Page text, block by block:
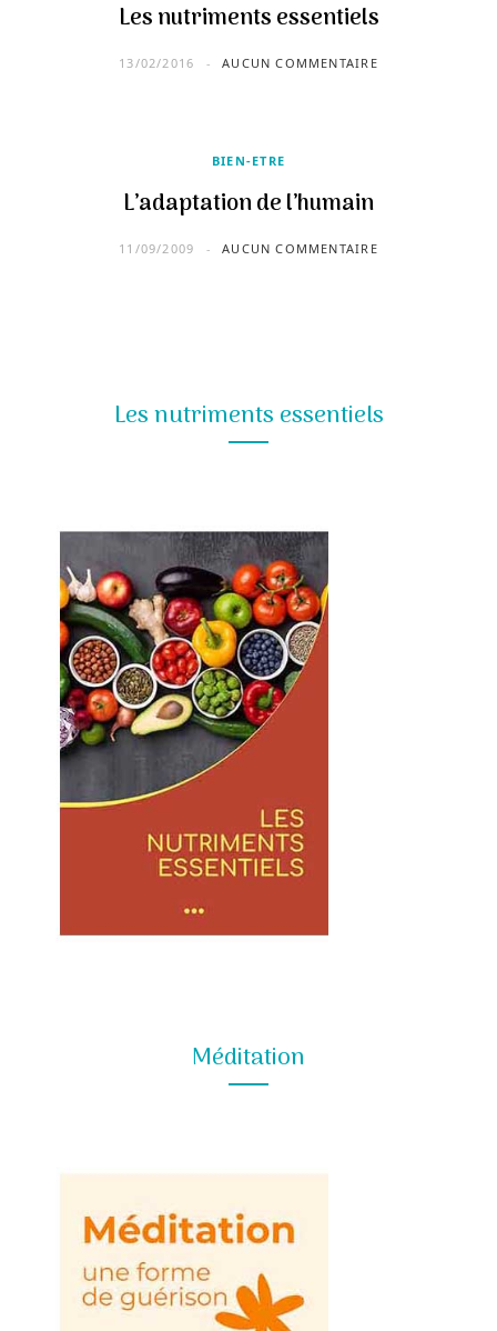
Les nutriments essentiels
13/02/2016 AUCUN COMMENTAIRE
BIEN-ETRE
L’adaptation de l’humain
11/09/2009 AUCUN COMMENTAIRE
Les nutriments essentiels
Méditation